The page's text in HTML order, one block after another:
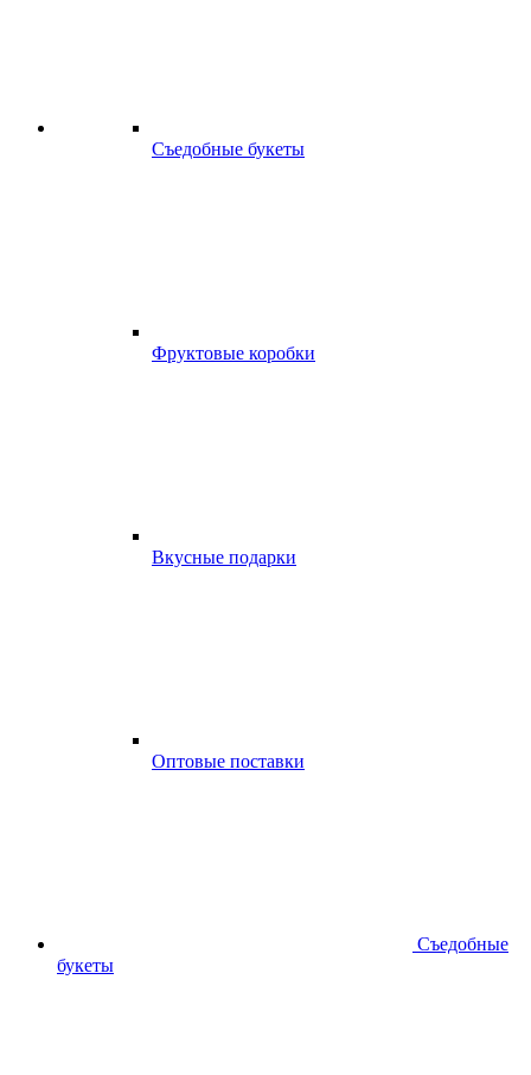
Съедобные букеты
Фруктовые коробки
Вкусные подарки
Оптовые поставки
Съедобные
букеты